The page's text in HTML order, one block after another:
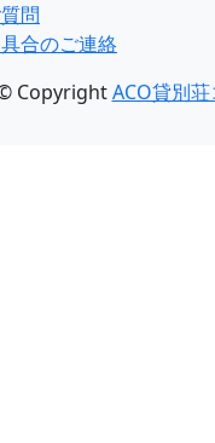
問
合のご連絡
CopyrightACO貸別